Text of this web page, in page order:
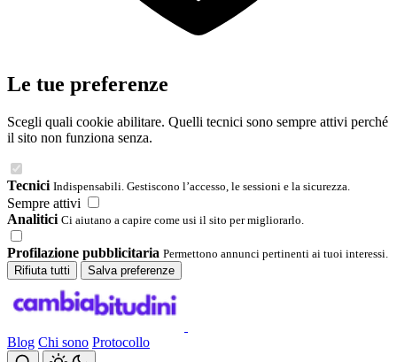
Le tue preferenze
Scegli quali cookie abilitare. Quelli tecnici sono sempre attivi perché
il sito non funziona senza.
Tecnici Indispensabili. Gestiscono l’accesso, le sessioni e la sicurezza.
Sempre attivi
Analitici Ci aiutano a capire come usi il sito per migliorarlo.
Profilazione pubblicitaria Permettono annunci pertinenti ai tuoi interessi.
Rifiuta tutti
Salva preferenze
Blog Chi sono Protocollo